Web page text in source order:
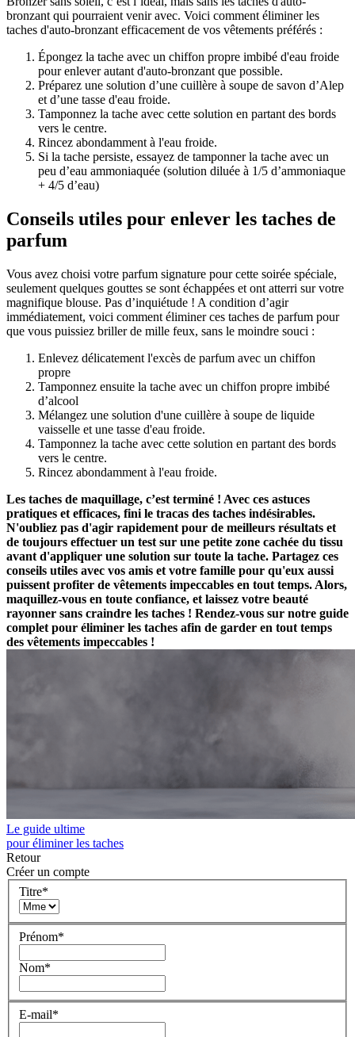
bronzant qui pourraient venir avec. Voici comment éliminer les
taches d'auto-bronzant efficacement de vos vêtements préférés :
Épongez la tache avec un chiffon propre imbibé d'eau froide
pour enlever autant d'auto-bronzant que possible.
Préparez une solution d’une cuillère à soupe de savon d’Alep
et d’une tasse d'eau froide.
Tamponnez la tache avec cette solution en partant des bords
vers le centre.
Rincez abondamment à l'eau froide.
Si la tache persiste, essayez de tamponner la tache avec un
peu d’eau ammoniaquée (solution diluée à 1/5 d’ammoniaque
+ 4/5 d’eau)
Conseils utiles pour enlever les taches de
parfum
Vous avez choisi votre parfum signature pour cette soirée spéciale,
seulement quelques gouttes se sont échappées et ont atterri sur votre
magnifique blouse. Pas d’inquiétude ! A condition d’agir
immédiatement, voici comment éliminer ces taches de parfum pour
que vous puissiez briller de mille feux, sans le moindre souci :
Enlevez délicatement l'excès de parfum avec un chiffon
propre
Tamponnez ensuite la tache avec un chiffon propre imbibé
d’alcool
Mélangez une solution d'une cuillère à soupe de liquide
vaisselle et une tasse d'eau froide.
Tamponnez la tache avec cette solution en partant des bords
vers le centre.
Rincez abondamment à l'eau froide.
Les taches de maquillage, c’est terminé ! Avec ces astuces
pratiques et efficaces, fini le tracas des taches indésirables.
N'oubliez pas d'agir rapidement pour de meilleurs résultats et
de toujours effectuer un test sur une petite zone cachée du tissu
avant d'appliquer une solution sur toute la tache. Partagez ces
conseils utiles avec vos amis et votre famille pour qu'eux aussi
puissent profiter de vêtements impeccables en tout temps. Alors,
maquillez-vous en toute confiance, et laissez votre beauté
rayonner sans craindre les taches ! Rendez-vous sur notre guide
complet pour éliminer les taches afin de garder en tout temps
des vêtements impeccables !
Le guide ultime
pour éliminer les taches
Retour
Créer un compte
Titre*
Prénom*
Nom*
E-mail*